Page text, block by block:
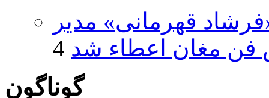
قهرمانی» مدیر
مغان اعطاء شد
گوناگون